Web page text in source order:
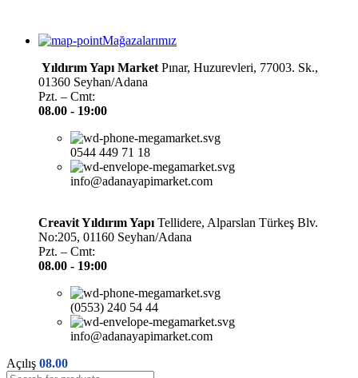
Mağazalarımız
Yıldırım Yapı Market Pınar, Huzurevleri, 77003. Sk.,
01360 Seyhan/Adana
Pzt. – Cmt:
08.00 - 19:00
0544 449 71 18
info@adanayapimarket.com
Creavit Yıldırım Yapı Tellidere, Alparslan Türkeş Blv.
No:205, 01160 Seyhan/Adana
Pzt. – Cmt:
08.00 - 19:00
(0553) 240 54 44
info@adanayapimarket.com
Açılış 08.00